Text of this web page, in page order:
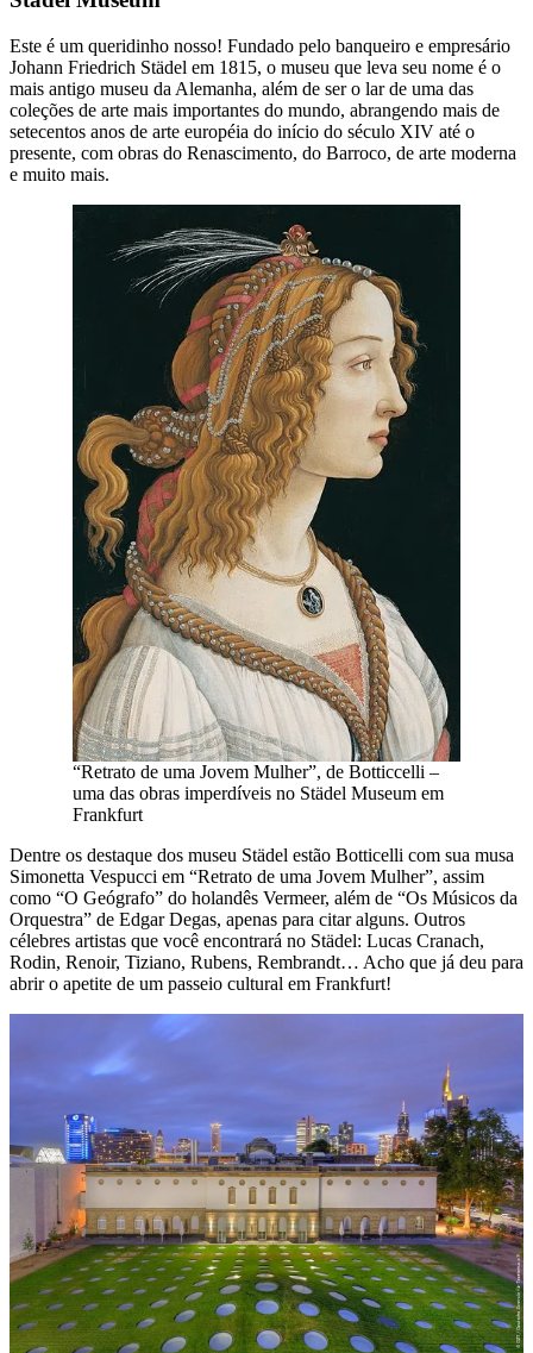
Este é um queridinho nosso! Fundado pelo banqueiro e empresário
Johann Friedrich Städel em 1815, o museu que leva seu nome é o
mais antigo museu da Alemanha, além de ser o lar de uma das
coleções de arte mais importantes do mundo, abrangendo mais de
setecentos anos de arte européia do início do século XIV até o
presente, com obras do Renascimento, do Barroco, de arte moderna
e muito mais.
“Retrato de uma Jovem Mulher”, de Botticcelli –
uma das obras imperdíveis no Städel Museum em
Frankfurt
Dentre os destaque dos museu Städel estão Botticelli com sua musa
Simonetta Vespucci em “Retrato de uma Jovem Mulher”, assim
como “O Geógrafo” do holandês Vermeer, além de “Os Músicos da
Orquestra” de Edgar Degas, apenas para citar alguns. Outros
célebres artistas que você encontrará no Städel: Lucas Cranach,
Rodin, Renoir, Tiziano, Rubens, Rembrandt… Acho que já deu para
abrir o apetite de um passeio cultural em Frankfurt!